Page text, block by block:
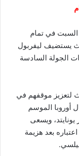
السبت في تمام
يستضيف ليفربول
الجولة السادسة
لتعزيز موقفهم في
أوروبا الموسم
يونايتد، ويسعى
بعد هزيمة